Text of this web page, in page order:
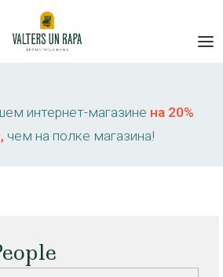
интернет-магазине на 20%
чем на полке магазина!